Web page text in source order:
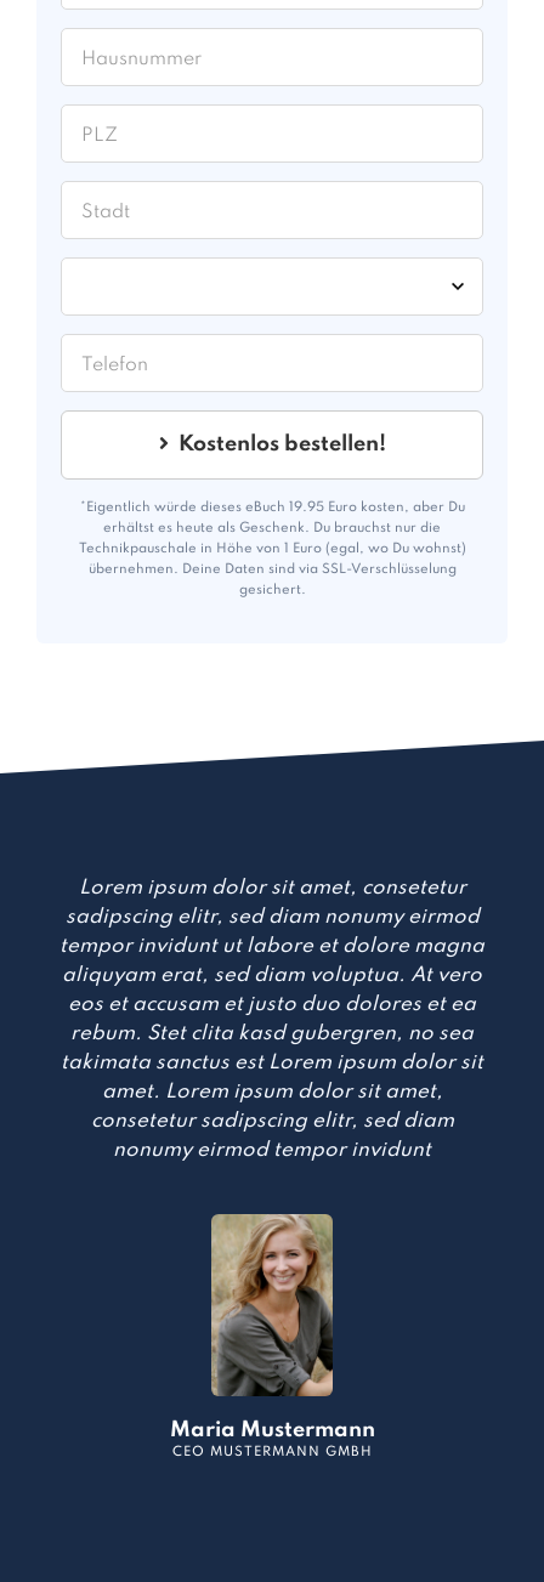
Kostenlos bestellen!
*Eigentlich würde dieses eBuch 19.95 Euro kosten, aber Du
erhältst es heute als Geschenk. Du brauchst nur die
Technikpauschale in Höhe von 1 Euro (egal, wo Du wohnst)
übernehmen. Deine Daten sind via SSL-Verschlüsselung
gesichert.
Lorem ipsum dolor sit amet, consetetur
sadipscing elitr, sed diam nonumy eirmod
tempor invidunt ut labore et dolore magna
aliquyam erat, sed diam voluptua. At vero
eos et accusam et justo duo dolores et ea
rebum. Stet clita kasd gubergren, no sea
takimata sanctus est Lorem ipsum dolor sit
amet. Lorem ipsum dolor sit amet,
consetetur sadipscing elitr, sed diam
nonumy eirmod tempor invidunt
Maria Mustermann
CEO MUSTERMANN GMBH